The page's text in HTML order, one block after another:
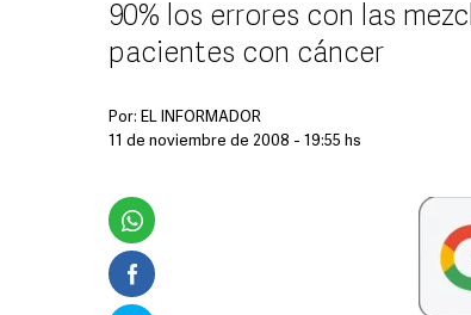
90% los errores con las
pacientes con cáncer
Por: EL INFORMADOR
11 de noviembre de 2008 - 19:55 hs